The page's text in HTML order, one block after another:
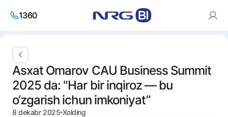
1360
Asxat Omarov CAU Business Summit
2025 da: "Har bir inqiroz — bu
o‘zgarish ichun imkoniyat”
8 dekabr 2025 Xolding
Saytdan foydalanish orqali siz cookies va
qayta ishlash siyosatigaroziligingizni bildirasiz.
Roziman